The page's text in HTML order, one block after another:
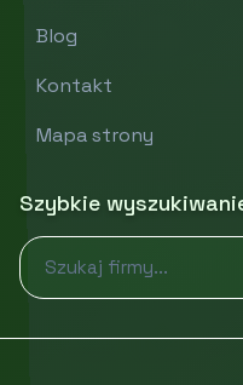
Blog
Kontakt
Mapa strony
Szybkie